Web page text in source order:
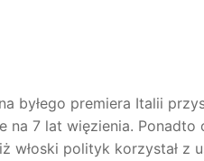
byłego premiera Italii
na 7 lat więzienia.
włoski polityk korzystał z